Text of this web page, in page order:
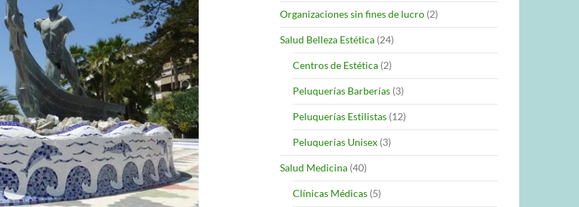
Organizaciones sin fines de lucro (2)
Salud Belleza Estética (24)
Centros de Estética (2)
Peluquerías Barberías (3)
Peluquerías Estilistas (12)
Peluquerías Unisex (3)
Salud Medicina (40)
Clínicas Médicas (5)